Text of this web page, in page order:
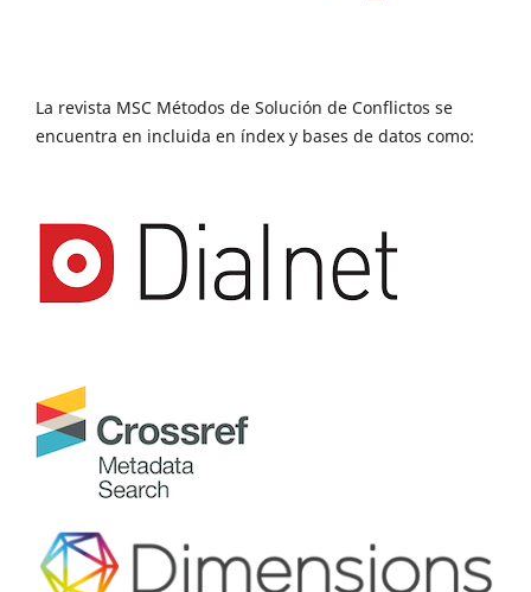
La revista MSC Métodos de Solución de Conflictos se
encuentra en incluida en índex y bases de datos como: